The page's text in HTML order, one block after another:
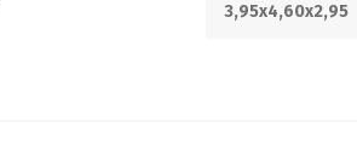
3,95x4,60x2,95